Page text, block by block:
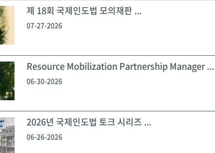
제 18회 국제인도법 모의재판 ...
07-27-2026
Resource Mobilization Partnership Manager ...
06-30-2026
2026년 국제인도법 토크 시리즈 ...
06-26-2026